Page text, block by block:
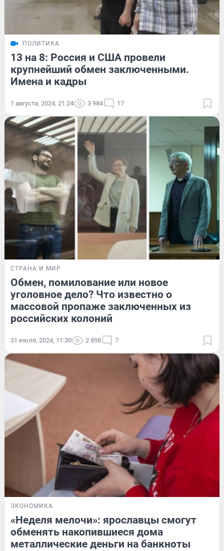
ПОЛИТИКА
13 на 8: Россия и США провели
крупнейший обмен заключенными.
Имена и кадры
1 августа, 2024, 21:24 3 984 17
СТРАНА И МИР
Обмен, помилование или новое
уголовное дело? Что известно о
массовой пропаже заключенных из
российских колоний
31 июля, 2024, 11:30 2 898 7
ЭКОНОМИКА
«Неделя мелочи»: ярославцы смогут
обменять накопившиеся дома
металлические деньги на банкноты